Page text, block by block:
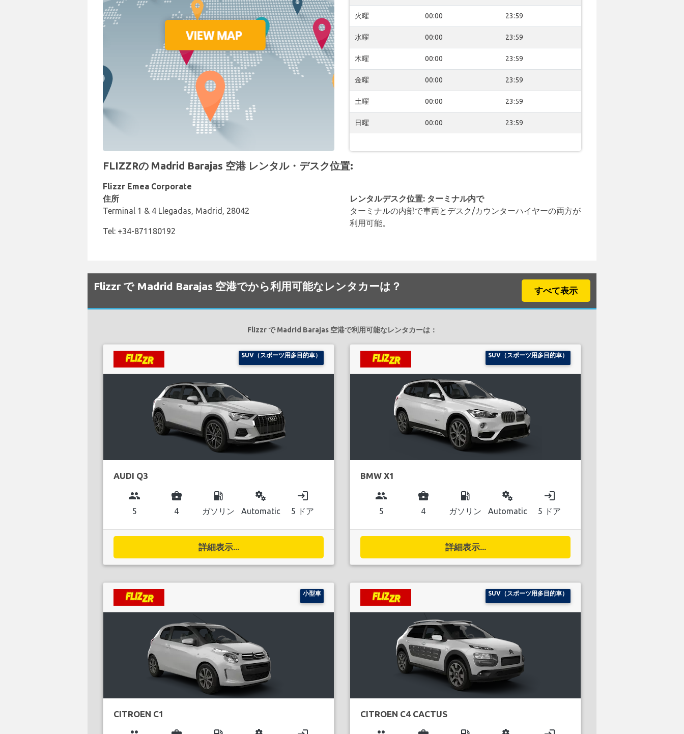
火曜 00:00 23:59
水曜 00:00 23:59
木曜 00:00 23:59
金曜 00:00 23:59
土曜 00:00 23:59
日曜 00:00 23:59
FLIZZRの Madrid Barajas 空港 レンタル・デスク位置:
Flizzr Emea Corporate
住所
Terminal 1 & 4 Llegadas, Madrid, 28042
Tel: +34-871180192
レンタルデスク位置: ターミナル内で
ターミナルの内部で車両とデスク/カウンターハイヤーの両方が
利用可能。
Flizzr で Madrid Barajas 空港でから利用可能なレンタカーは？ すべて表示
Flizzr で Madrid Barajas 空港で利用可能なレンタカーは：
SUV（スポーツ用多目的車）
AUDI Q3
group
5
business_center
4
local_gas_station
ガソリン
miscellaneous_services
Automatic
login
5 ドア
詳細表示...
SUV（スポーツ用多目的車）
BMW X1
group
5
business_center
4
local_gas_station
ガソリン
miscellaneous_services
Automatic
login
5 ドア
詳細表示...
小型車
CITROEN C1
SUV（スポーツ用多目的車）
CITROEN C4 CACTUS